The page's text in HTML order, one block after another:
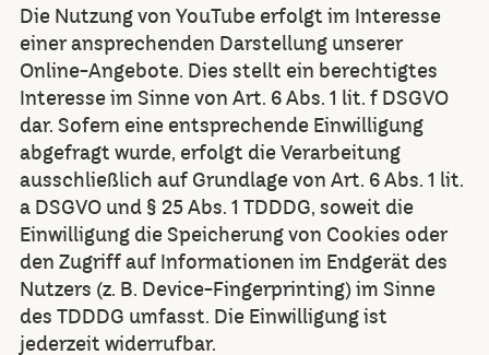
Die Nutzung von YouTube erfolgt im Interesse
einer ansprechenden Darstellung unserer
Online-Angebote. Dies stellt ein berechtigtes
Interesse im Sinne von Art. 6 Abs. 1 lit. f DSGVO
dar. Sofern eine entsprechende Einwilligung
abgefragt wurde, erfolgt die Verarbeitung
ausschließlich auf Grundlage von Art. 6 Abs. 1 lit.
a DSGVO und § 25 Abs. 1 TDDDG, soweit die
Einwilligung die Speicherung von Cookies oder
den Zugriff auf Informationen im Endgerät des
Nutzers (z. B. Device-Fingerprinting) im Sinne
des TDDDG umfasst. Die Einwilligung ist
jederzeit widerrufbar.